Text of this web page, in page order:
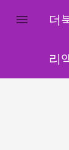
 더
리